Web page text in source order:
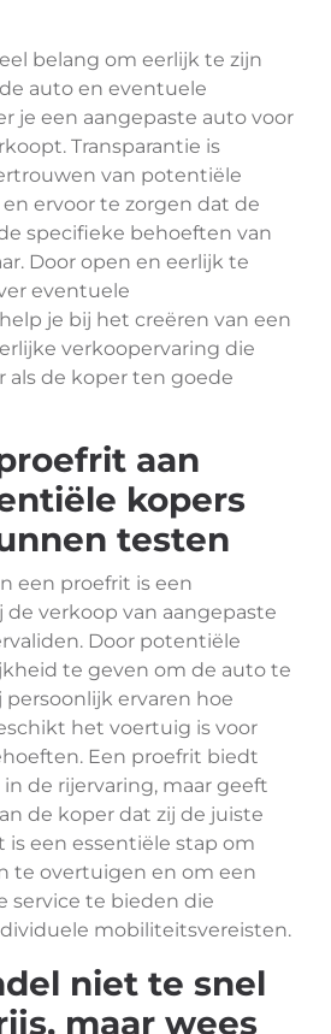
belang om eerlijk te zijn
auto en eventuele
je een aangepaste auto voor
Transparantie is
van potentiële
ervoor te zorgen dat de
specifieke behoeften van
Door open en eerlijk te
eventuele
je bij het creëren van een
verkoopervaring die
als de koper ten goede
aan
kopers
testen
een proefrit is een
verkoop van aangepaste
Door potentiële
te geven om de auto te
ervaren hoe
het voertuig is voor
Een proefrit biedt
de rijervaring, maar geeft
de koper dat zij de juiste
is een essentiële stap om
te overtuigen en om een
service te bieden die
mobiliteitsvereisten.
niet te snel
maar wees